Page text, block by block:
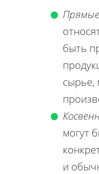
быть
сырье,
могут
и